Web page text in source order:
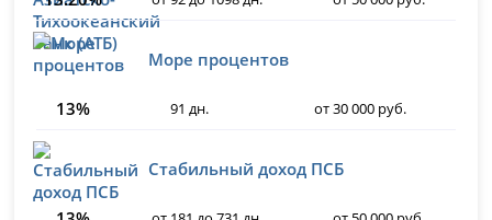
Море процентов
13% 91 дн. от 30 000 руб.
Стабильный доход ПСБ